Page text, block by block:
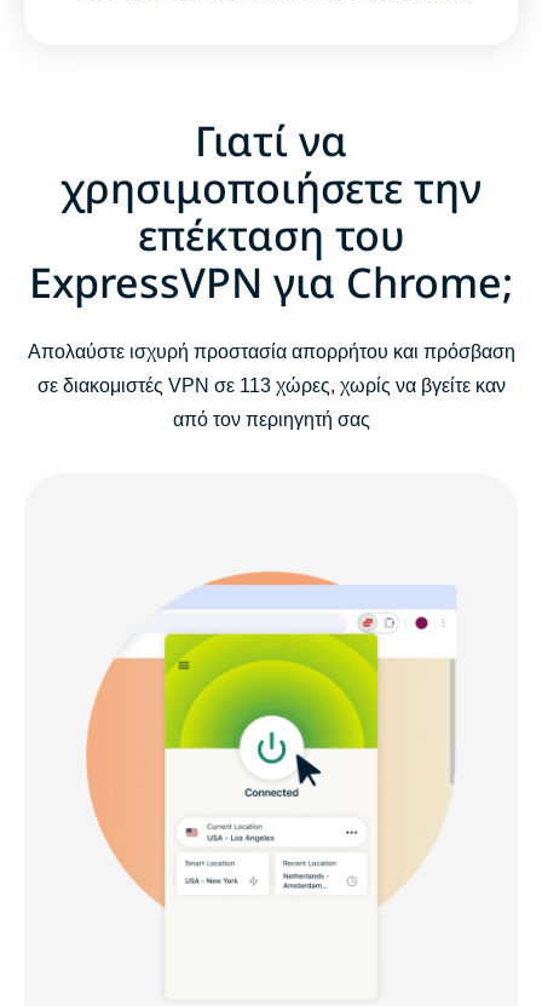
Γιατί να
χρησιμοποιήσετε την
επέκταση του
ExpressVPN για Chrome;
Απολαύστε ισχυρή προστασία απορρήτου και πρόσβαση
σε διακομιστές VPN σε 113 χώρες, χωρίς να βγείτε καν
από τον περιηγητή σας